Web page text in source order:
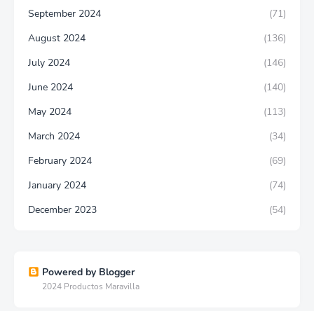
September 2024
(71)
August 2024
(136)
July 2024
(146)
June 2024
(140)
May 2024
(113)
March 2024
(34)
February 2024
(69)
January 2024
(74)
December 2023
(54)
Powered by Blogger
2024 Productos Maravilla